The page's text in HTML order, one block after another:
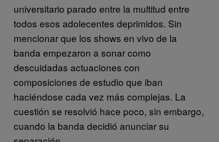
universitario parado entre la multitud entre
todos esos adolecentes deprimidos. Sin
mencionar que los shows en vivo de la
banda empezaron a sonar como
descuidadas actuaciones con
composiciones de estudio que iban
haciéndose cada vez más complejas. La
cuestión se resolvió hace poco, sin embargo,
cuando la banda decidió anunciar su